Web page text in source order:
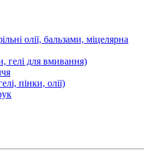
олії, бальзами, міцелярна
гелі для вмивання)
пінки, олії)